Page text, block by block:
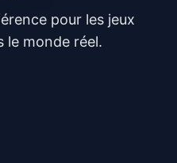
pour les jeux
le monde réel.